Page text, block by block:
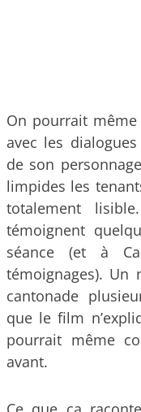
On pourrait
avec les
de son
limpides les
totalement
témoignent
séance (et à
témoignages). Un
cantonade
que le film
pourrait même
avant.